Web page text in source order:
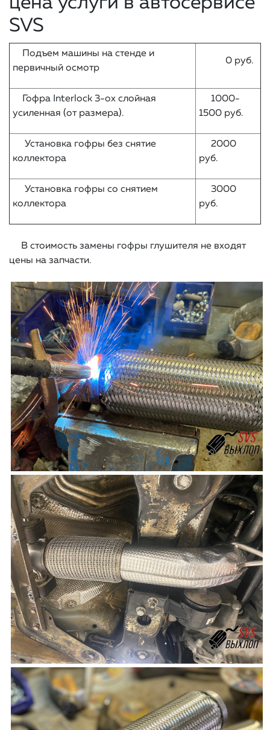
SVS
Подъем машины на стенде и
первичный осмотр
0 руб.
Гофра Interlock 3-ох слойная
усиленная (от размера).
1000-
1500 руб.
Установка гофры без снятие
коллектора
2000
руб.
Установка гофры со снятием
коллектора
3000
руб.
В стоимость замены гофры глушителя не входят
цены на запчасти.